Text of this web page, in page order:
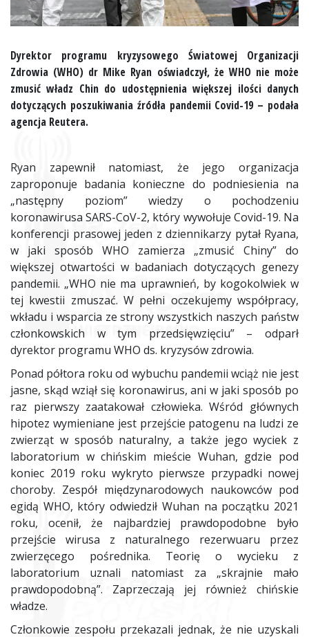
Dyrektor programu kryzysowego Światowej Organizacji
Zdrowia (WHO) dr Mike Ryan oświadczył, że WHO nie może
zmusić władz Chin do udostępnienia większej ilości danych
dotyczących poszukiwania źródła pandemii Covid-19 – podała
agencja Reutera.
Ryan zapewnił natomiast, że jego organizacja
zaproponuje badania konieczne do podniesienia na
„następny poziom” wiedzy o pochodzeniu
koronawirusa SARS-CoV-2, który wywołuje Covid-19. Na
konferencji prasowej jeden z dziennikarzy pytał Ryana,
w jaki sposób WHO zamierza „zmusić Chiny” do
większej otwartości w badaniach dotyczących genezy
pandemii. „WHO nie ma uprawnień, by kogokolwiek w
tej kwestii zmuszać. W pełni oczekujemy współpracy,
wkładu i wsparcia ze strony wszystkich naszych państw
członkowskich w tym przedsięwzięciu” – odparł
dyrektor programu WHO ds. kryzysów zdrowia.
Ponad półtora roku od wybuchu pandemii wciąż nie jest
jasne, skąd wziął się koronawirus, ani w jaki sposób po
raz pierwszy zaatakował człowieka. Wśród głównych
hipotez wymieniane jest przejście patogenu na ludzi ze
zwierząt w sposób naturalny, a także jego wyciek z
laboratorium w chińskim mieście Wuhan, gdzie pod
koniec 2019 roku wykryto pierwsze przypadki nowej
choroby. Zespół międzynarodowych naukowców pod
egidą WHO, który odwiedził Wuhan na początku 2021
roku, ocenił, że najbardziej prawdopodobne było
przejście wirusa z naturalnego rezerwuaru przez
zwierzęcego pośrednika. Teorię o wycieku z
laboratorium uznali natomiast za „skrajnie mało
prawdopodobną”. Zaprzeczają jej również chińskie
władze.
Członkowie zespołu przekazali jednak, że nie uzyskali